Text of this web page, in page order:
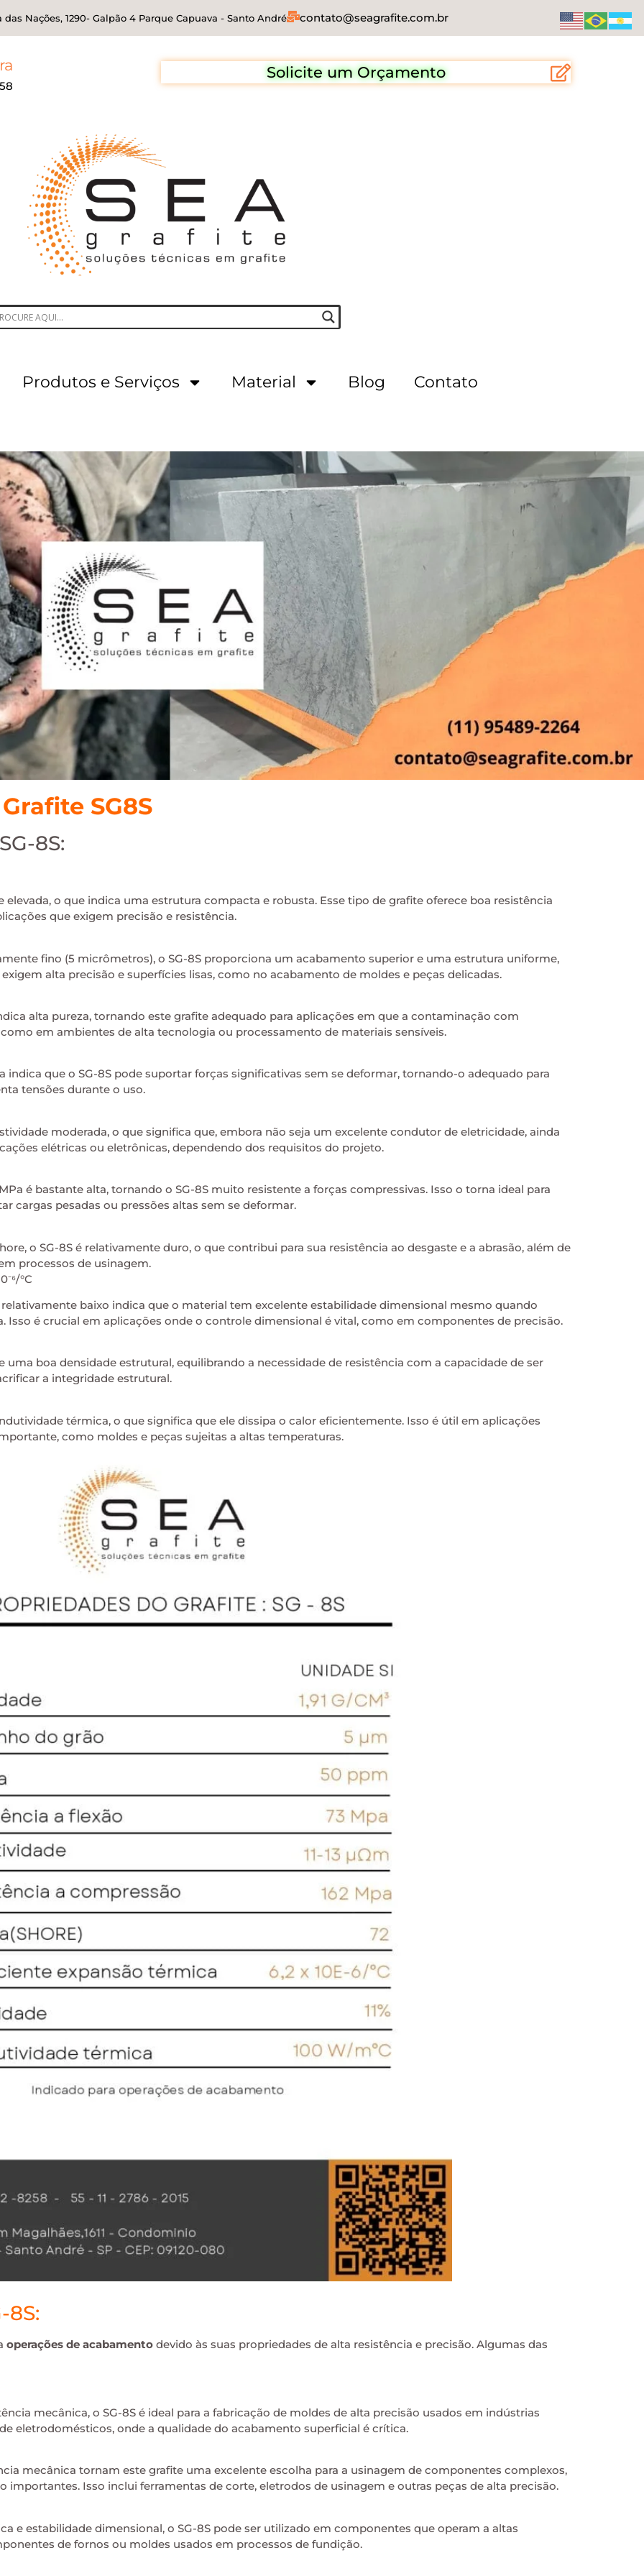
das Nações, 1290- Galpão 4 Parque Capuava - Santo André contato@seagrafite.com.br
Solicite um Orçamento
Produtos e Serviços Material Blog Contato
SG8S
8S:
elevada, o que indica uma estrutura compacta e robusta. Esse tipo de grafite oferece boa resistência
que exigem precisão e resistência.
fino (5 micrômetros), o SG-8S proporciona um acabamento superior e uma estrutura uniforme,
alta precisão e superfícies lisas, como no acabamento de moldes e peças delicadas.
alta pureza, tornando este grafite adequado para aplicações em que a contaminação com
em ambientes de alta tecnologia ou processamento de materiais sensíveis.
indica que o SG-8S pode suportar forças significativas sem se deformar, tornando-o adequado para
tensões durante o uso.
moderada, o que significa que, embora não seja um excelente condutor de eletricidade, ainda
elétricas ou eletrônicas, dependendo dos requisitos do projeto.
é bastante alta, tornando o SG-8S muito resistente a forças compressivas. Isso o torna ideal para
cargas pesadas ou pressões altas sem se deformar.
o SG-8S é relativamente duro, o que contribui para sua resistência ao desgaste e a abrasão, além de
processos de usinagem.
°C
baixo indica que o material tem excelente estabilidade dimensional mesmo quando
Isso é crucial em aplicações onde o controle dimensional é vital, como em componentes de precisão.
uma boa densidade estrutural, equilibrando a necessidade de resistência com a capacidade de ser
a integridade estrutural.
térmica, o que significa que ele dissipa o calor eficientemente. Isso é útil em aplicações
como moldes e peças sujeitas a altas temperaturas.
8S:
operações de acabamento devido às suas propriedades de alta resistência e precisão. Algumas das
mecânica, o SG-8S é ideal para a fabricação de moldes de alta precisão usados em indústrias
eletrodomésticos, onde a qualidade do acabamento superficial é crítica.
mecânica tornam este grafite uma excelente escolha para a usinagem de componentes complexos,
importantes. Isso inclui ferramentas de corte, eletrodos de usinagem e outras peças de alta precisão.
e estabilidade dimensional, o SG-8S pode ser utilizado em componentes que operam a altas
de fornos ou moldes usados em processos de fundição.